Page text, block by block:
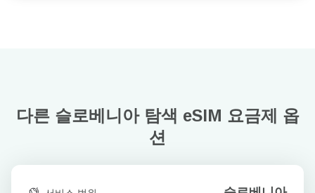
다른 슬로베니아 탐색 eSIM 요금제 옵
션